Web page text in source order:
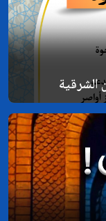
الشرقية